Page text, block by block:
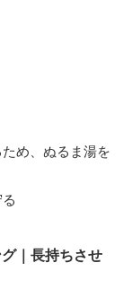
め、ぬるま湯を
｜長持ちさせ